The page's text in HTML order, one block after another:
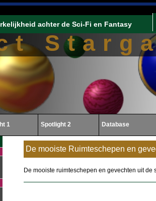
achter de Sci-Fi en Fantasy
1 Spotlight 2 Database
De mooiste Ruimteschepen en
De mooiste ruimteschepen en gevechten uit de